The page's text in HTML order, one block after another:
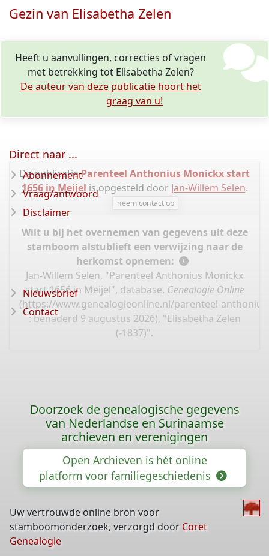
Gezin van Elisabetha Zelen
Heeft u aanvullingen, correcties of vragen
met betrekking tot Elisabetha Zelen?
De auteur van deze publicatie hoort het
graag van u!
De publicatieParenteel Anthonius Monickx start
1656 in Meijel is opgesteld door Jan-Willem Selen.
neem contact op
Wilt u bij het overnemen van gegevens uit deze
stamboom alstublieft een verwijzing naar de
herkomst opnemen:
Jan-Willem Selen, "Parenteel Anthonius Monickx
start 1656 in Meijel", database, Genealogie Online
(https://www.genealogieonline.nl/parenteel-
: benaderd 9 augustus 2026), "Elisabetha Zelen
(-1837)".
Direct naar ...
Abonnement
Vraag/antwoord
Disclaimer
Nieuwsbrief
Contact
Doorzoek de genealogische gegevens
van Nederlandse en Surinaamse
archieven en verenigingen
Open Archieven is hét online
platform voor familiegeschiedenis
Uw vertrouwde online bron voor
stamboomonderzoek, verzorgd door Coret
Genealogie